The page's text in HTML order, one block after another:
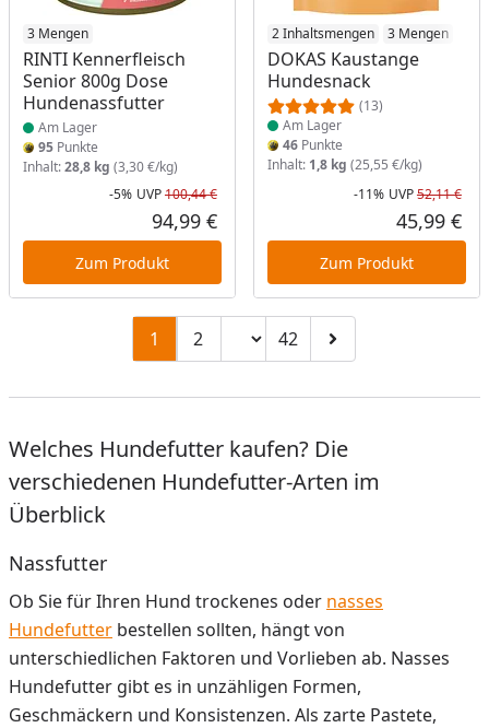
3 Mengen
RINTI Kennerfleisch
Senior 800g Dose
Hundenassfutter
Produkt am Lager
Am Lager
95 Punkte
Inhalt:28,8 kg (3,30 €/kg)
Rabatt in Prozent
-5%
Ursprünglicher Preis
UVP100,44 €
Aktueller Preis
94,99 €
Zum Produkt
2 Inhaltsmengen 3 Mengen
DOKAS Kaustange
Hundesnack
(13)
Produkt am Lager
Am Lager
46Punkte
Inhalt: 1,8 kg (25,55 €/kg)
-11% UVP52,11 €
45,99 €
Zum Produkt
1 Zu Seite 2
2 Seitenzahl ändern
Zu Seite 42
42 Zur nächsten Seite
Welches Hundefutter kaufen? Die
verschiedenen Hundefutter-Arten im
Überblick
Nassfutter
Ob Sie für Ihren Hund trockenes oder nasses
Hundefutter bestellen sollten, hängt von
unterschiedlichen Faktoren und Vorlieben ab. Nasses
Hundefutter gibt es in unzähligen Formen,
Geschmäckern und Konsistenzen. Als zarte Pastete,